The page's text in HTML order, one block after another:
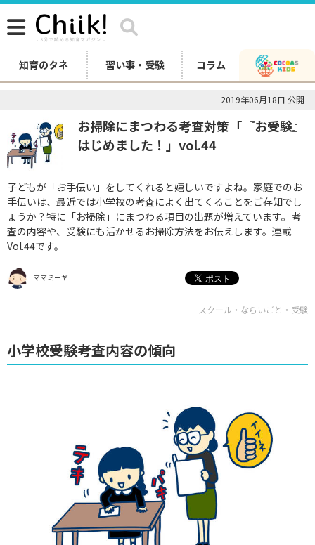
知育のタネ 習い事・受験 コラム
2019年06月18日 公開
お掃除にまつわる考査対策「『お受験』
はじめました！」vol.44
子どもが「お手伝い」をしてくれると嬉しいですよね。家庭でのお
手伝いは、最近では小学校の考査によく出てくることをご存知でし
ょうか？特に「お掃除」にまつわる項目の出題が増えています。考
査の内容や、受験にも活かせるお掃除方法をお伝えします。連載
Vol.44です。
ママミーヤ
スクール・ならいごと・受験
小学校受験考査内容の傾向